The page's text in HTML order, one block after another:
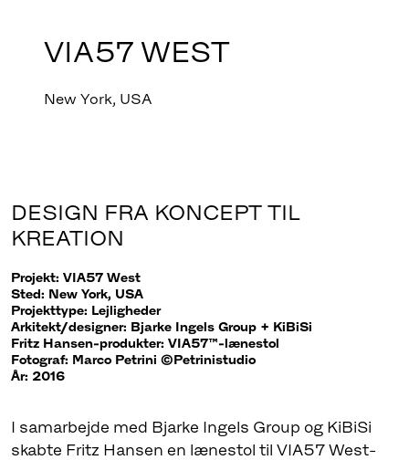
VIA57 WEST
New York, USA
DESIGN FRA KONCEPT TIL
KREATION
Projekt: VIA57 West
Sted: New York, USA
Projekttype: Lejligheder
Arkitekt/designer: Bjarke Ingels Group + KiBiSi
Fritz Hansen-produkter: VIA57™-lænestol
Fotograf: Marco Petrini ©Petrinistudio
År: 2016
I samarbejde med Bjarke Ingels Group og KiBiSi
skabte Fritz Hansen en lænestol til VIA57 West-